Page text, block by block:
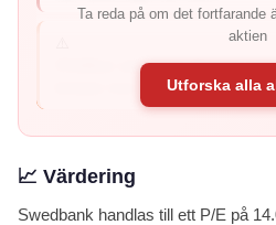
Ohållbar utdelning: Payout
betalar mer i utdelning ...
Ta reda på om det fortfarande
aktien
Utforska alla
📈 Värdering
Swedbank handlas till ett P/E på